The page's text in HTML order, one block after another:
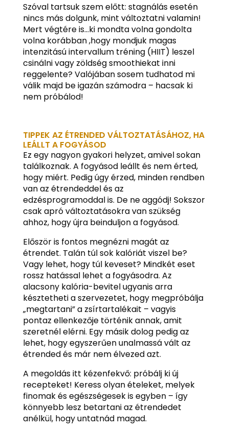
Szóval tartsuk szem előtt: stagnálás esetén
nincs más dolgunk, mint változtatni valamin!
Mert végtére is…ki mondta volna gondolta
volna korábban ,hogy mondjuk magas
intenzitású intervallum tréning (HIIT) leszel
csinálni vagy zöldség smoothiekat inni
reggelente? Valójában sosem tudhatod mi
válik majd be igazán számodra – hacsak ki
nem próbálod!
TIPPEK AZ ÉTRENDED VÁLTOZTATÁSÁHOZ, HA
LEÁLLT A FOGYÁSOD
Ez egy nagyon gyakori helyzet, amivel sokan
találkoznak. A fogyásod leállt és nem érted,
hogy miért. Pedig úgy érzed, minden rendben
van az étrendeddel és az
edzésprogramoddal is. De ne aggódj! Sokszor
csak apró változtatásokra van szükség
ahhoz, hogy újra beinduljon a fogyásod.
Először is fontos megnézni magát az
étrendet. Talán túl sok kalóriát viszel be?
Vagy lehet, hogy túl keveset? Mindkét eset
rossz hatással lehet a fogyásodra. Az
alacsony kalória-bevitel ugyanis arra
késztetheti a szervezetet, hogy megpróbálja
„megtartani” a zsírtartalékait – vagyis
pontaz ellenkezője történik annak, amit
szeretnél elérni. Egy másik dolog pedig az
lehet, hogy egyszerűen unalmassá vált az
étrended és már nem élvezed azt.
A megoldás itt kézenfekvő: próbálj ki új
recepteket! Keress olyan ételeket, melyek
finomak és egészségesek is egyben – így
könnyebb lesz betartani az étrendedet
anélkül, hogy untatnád magad.